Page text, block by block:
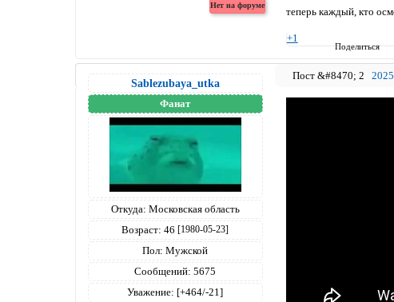
Поделиться
теперь каждый, кто
+1
2
Sablezubaya_utka
Фанат
Откуда: Московская область
Возраст: 46[1980-05-23]
Пол: Мужской
Сообщений: 5675
Уважение: [+464/-21]